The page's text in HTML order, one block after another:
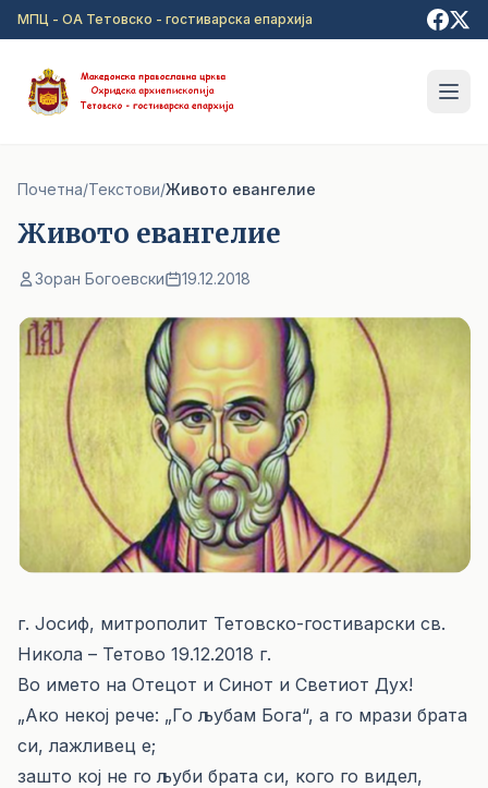
Прејди на главна содржина
МПЦ - ОА Тетовско - гостиварска епархија
Почетна/Текстови/Живото евангелие
Живото евангелие
Зоран Богоевски 19.12.2018
г. Јосиф, митрополит Тетовско-гостиварски св.
Никола – Тетово 19.12.2018 г.
Во името на Отецот и Синот и Светиот Дух!
„Ако некој рече: „Го љубам Бога“, а го мрази брата
си, лажливец е;
зашто кој не го љуби брата си, кого го видел,